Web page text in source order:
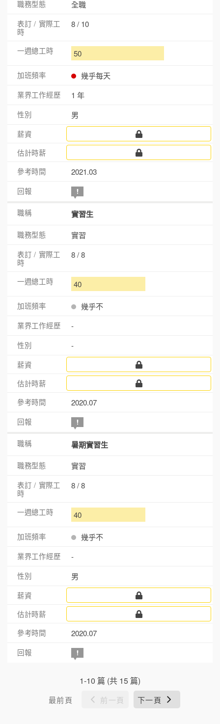
全職
8 / 10
50
幾乎每天
1 年
男
2021.03
實習生
實習
8 / 8
40
幾乎不
-
-
2020.07
暑期實習生
實習
8 / 8
40
幾乎不
-
男
2020.07
1-10 篇 (共 15 篇)
最前頁 前一頁 下一頁